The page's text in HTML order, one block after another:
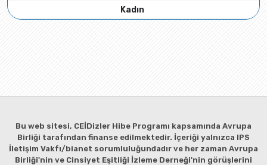
Kadın
Bu web sitesi, CEİDizler Hibe Programı kapsamında Avrupa
Birliği tarafından finanse edilmektedir. İçeriği yalnızca IPS
İletişim Vakfı/bianet sorumluluğundadır ve her zaman Avrupa
Birliği'nin ve Cinsiyet Eşitliği İzleme Derneği'nin görüşlerini